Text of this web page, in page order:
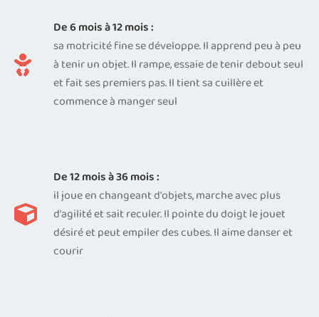
De 6 mois à 12 mois :
sa motricité fine se développe. Il apprend peu à peu
à tenir un objet. Il rampe, essaie de tenir debout seul
et fait ses premiers pas. Il tient sa cuillère et
commence à manger seul
De 12 mois à 36 mois :
il joue en changeant d'objets, marche avec plus
d'agilité et sait reculer. Il pointe du doigt le jouet
désiré et peut empiler des cubes. Il aime danser et
courir